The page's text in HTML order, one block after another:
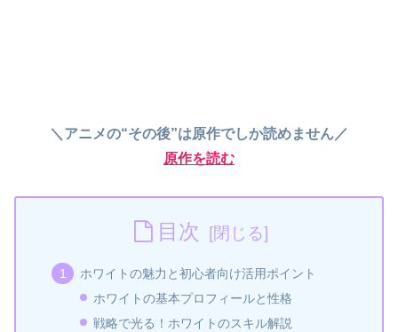
＼アニメの“その後”は原作でしか読めません／
原作を読む
目次
ホワイトの魅力と初心者向け活用ポイント
ホワイトの基本プロフィールと性格
戦略で光る！ホワイトのスキル解説